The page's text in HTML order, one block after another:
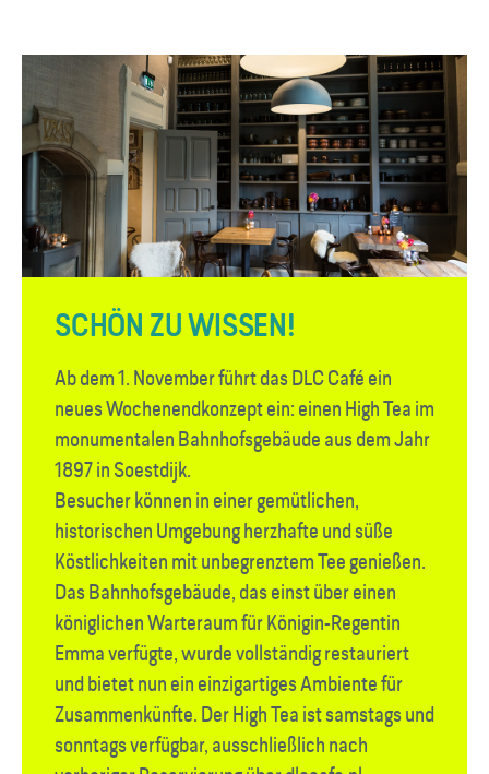
SCHÖN ZU WISSEN!
Ab dem 1. November führt das DLC Café ein
neues Wochenendkonzept ein: einen High Tea im
monumentalen Bahnhofsgebäude aus dem Jahr
1897 in Soestdijk.
Besucher können in einer gemütlichen,
historischen Umgebung herzhafte und süße
Köstlichkeiten mit unbegrenztem Tee genießen.
Das Bahnhofsgebäude, das einst über einen
königlichen Warteraum für Königin-Regentin
Emma verfügte, wurde vollständig restauriert
und bietet nun ein einzigartiges Ambiente für
Zusammenkünfte. Der High Tea ist samstags und
sonntags verfügbar, ausschließlich nach